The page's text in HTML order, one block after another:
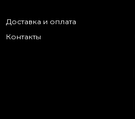
Доставка и оплата
Контакты